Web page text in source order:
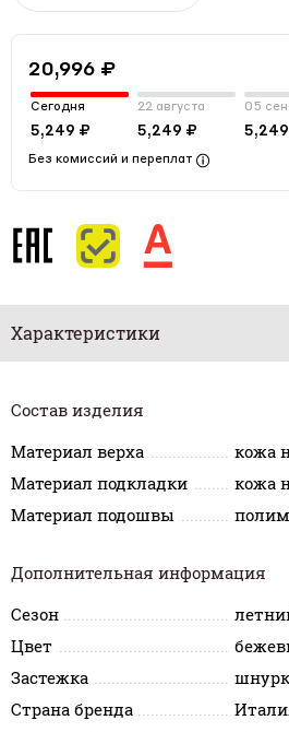
20,996 ₽
Сегодня
5,249 ₽
22 августа
5,249 ₽
05
Без комиссий и переплат
Характеристики
Состав изделия
Материал верха
кожа
Материал подкладки
кожа
Материал подошвы
Дополнительная информация
Сезон
Цвет
Застежка
Страна бренда